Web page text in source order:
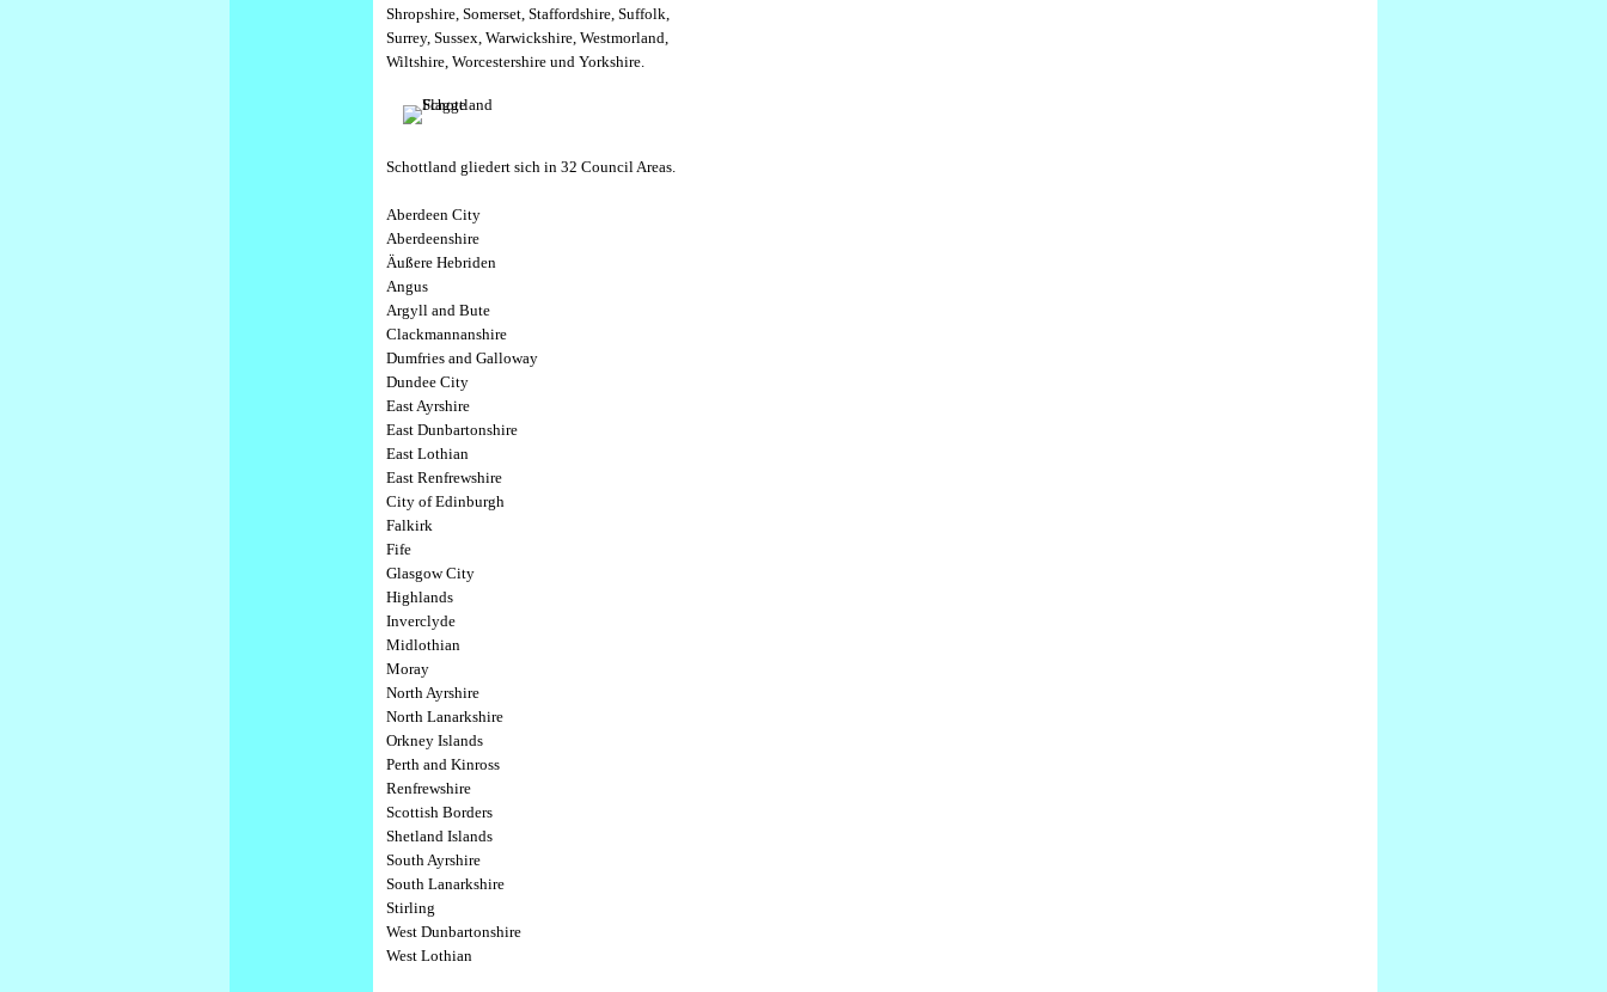
Shropshire,Somerset,Staffordshire,Suffolk,
Surrey,Sussex,Warwickshire,Westmorland,
Wiltshire,Worcestershire undYorkshire.
Schottland gliedert sich in 32 Council Areas.
Aberdeen City
Aberdeenshire
Äußere Hebriden
Angus
Argyll and Bute
Clackmannanshire
Dumfries and Galloway
Dundee City
East Ayrshire
East Dunbartonshire
East Lothian
East Renfrewshire
City of Edinburgh
Falkirk
Fife
Glasgow City
Highlands
Inverclyde
Midlothian
Moray
North Ayrshire
North Lanarkshire
Orkney Islands
Perth and Kinross
Renfrewshire
Scottish Borders
Shetland Islands
South Ayrshire
South Lanarkshire
Stirling
West Dunbartonshire
West Lothian